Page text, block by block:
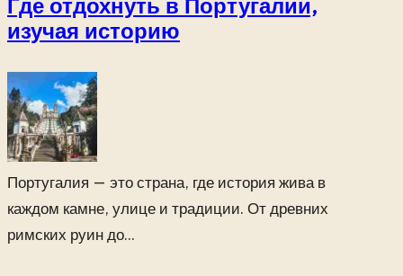
изучая историю
Португалия — это страна, где история жива в
каждом камне, улице и традиции. От древних
римских руин до...